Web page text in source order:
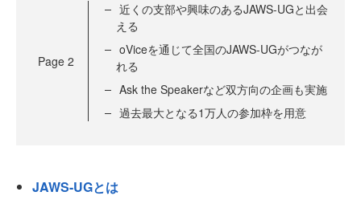
Page 2
近くの支部や興味のあるJAWS-UGと出会
える
oViceを通じて全国のJAWS-UGがつなが
れる
Ask the Speakerなど双方向の企画も実施
過去最大となる1万人の参加枠を用意
JAWS-UGとは